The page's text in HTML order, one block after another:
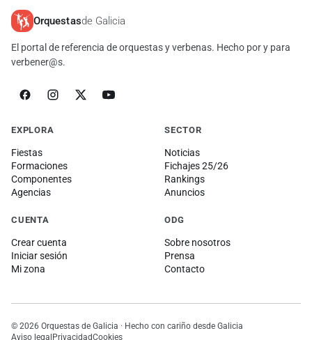
Orquestasde Galicia
El portal de referencia de orquestas y verbenas. Hecho por y para
verbener@s.
EXPLORA
Fiestas
Formaciones
Componentes
Agencias
SECTOR
Noticias
Fichajes 25/26
Rankings
Anuncios
CUENTA
Crear cuenta
Iniciar sesión
Mi zona
ODG
Sobre nosotros
Prensa
Contacto
© 2026 Orquestas de Galicia · Hecho con cariño desde Galicia
Aviso legal PrivacidadCookies